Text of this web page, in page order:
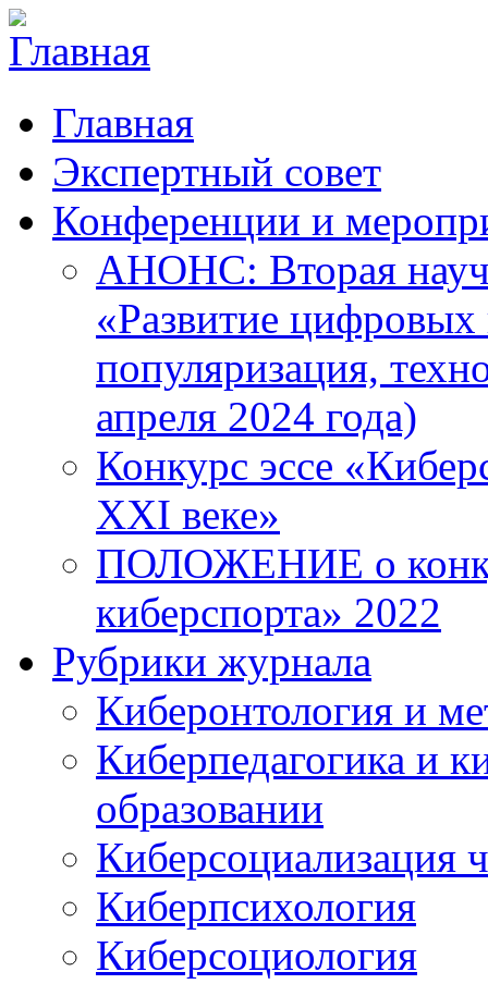
Главная
Экспертный совет
Конференции и
АНОНС: Вторая
«Развитие цифровых
популяризация,
апреля 2024 года)
Конкурс эссе
XXI веке»
ПОЛОЖЕНИЕ о
киберспорта» 2022
Рубрики журнала
Киберонтология и
Киберпедагогика и
образовании
Киберсоциализация
Киберпсихология
Киберсоциология